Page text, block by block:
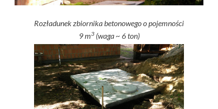
Rozładunek zbiornika betonowego o pojemności
9 m3(waga ~ 6 ton)